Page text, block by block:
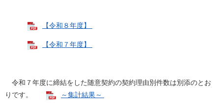
【令和８年度】
【令和７年度】
令和７年度に締結をした随意契約の契約理由別件数は別添のとお
りです。
～集計結果～